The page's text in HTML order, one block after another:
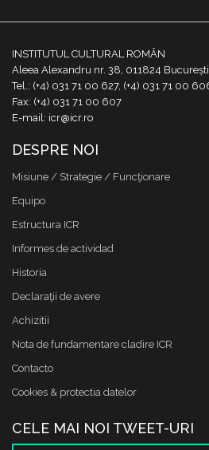
INSTITUTUL CULTURAL ROMÂN
Aleea Alexandru nr. 38, 011824
Tel.: (+4) 031 71 00 627, (+4) 031 71 00
Fax: (+4) 031 71 00 607
E-mail: icr@icr.ro
DESPRE NOI
Misiune / Strategie / Funcţionare
Equipo
Estructura ICR
Informes de actividad
Historia
Declaraţii de avere
Achizitii
Nota de fundamentare cladire ICR
Contacto
Cookies & protectia datelor
CELE MAI NOI TWEET-URI